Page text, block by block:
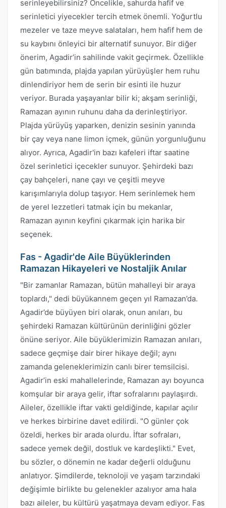
serinleyebilirsiniz? Öncelikle, sahurda hafif ve
serinletici yiyecekler tercih etmek önemli. Yoğurtlu
mezeler ve taze meyve salataları, hem hafif hem de
su kaybını önleyici bir alternatif sunuyor. Bir diğer
önerim, Agadir’in sahilinde vakit geçirmek. Özellikle
gün batımında, plajda yapılan yürüyüşler hem ruhu
dinlendiriyor hem de serin bir esinti ile huzur
veriyor. Burada yaşayanlar bilir ki; akşam serinliği,
Ramazan ayının ruhunu daha da derinleştiriyor.
Plajda yürüyüş yaparken, denizin sesinin yanında
bir çay veya nane limon içmek, günün yorgunluğunu
alıyor. Ayrıca, Agadir'in bazı kafeleri iftar saatine
özel serinletici içecekler sunuyor. Şehirdeki bazı
çay bahçeleri, nane çayı ve çeşitli meyve
karışımlarıyla dolup taşıyor. Hem serinlemek hem
de yerel lezzetleri tatmak için bu mekanlar,
Ramazan ayının keyfini çıkarmak için harika bir
seçenek.
Fas - Agadir'de Aile Büyüklerinden
Ramazan Hikayeleri ve Nostaljik Anılar
"Bir zamanlar Ramazan, bütün mahalleyi bir araya
toplardı," dedi büyükannem geçen yıl Ramazan’da.
Agadir’de büyüyen biri olarak, onun anıları, bu
şehirdeki Ramazan kültürünün derinliğini gözler
önüne seriyor. Aile büyüklerimizin Ramazan anıları,
sadece geçmişe dair birer hikaye değil; aynı
zamanda geleneklerimizin canlı birer temsilcisi.
Agadir’in eski mahallelerinde, Ramazan ayı boyunca
komşular bir araya gelir, iftar sofralarını paylaşırdı.
Aileler, özellikle iftar vakti geldiğinde, kapılar açılır
ve herkes birbirine davet edilirdi. "O günler çok
özeldi, herkes bir arada olurdu. İftar sofraları,
sadece yemek değil, dostluk ve kardeşlikti." Evet,
bu sözler, o dönemin ne kadar değerli olduğunu
anlatıyor. Şimdilerde, teknoloji ve yaşam tarzındaki
değişimle birlikte bu gelenekler azalıyor ama hala
bazı aileler, bu kültürü yaşatmaya devam ediyor. Fas